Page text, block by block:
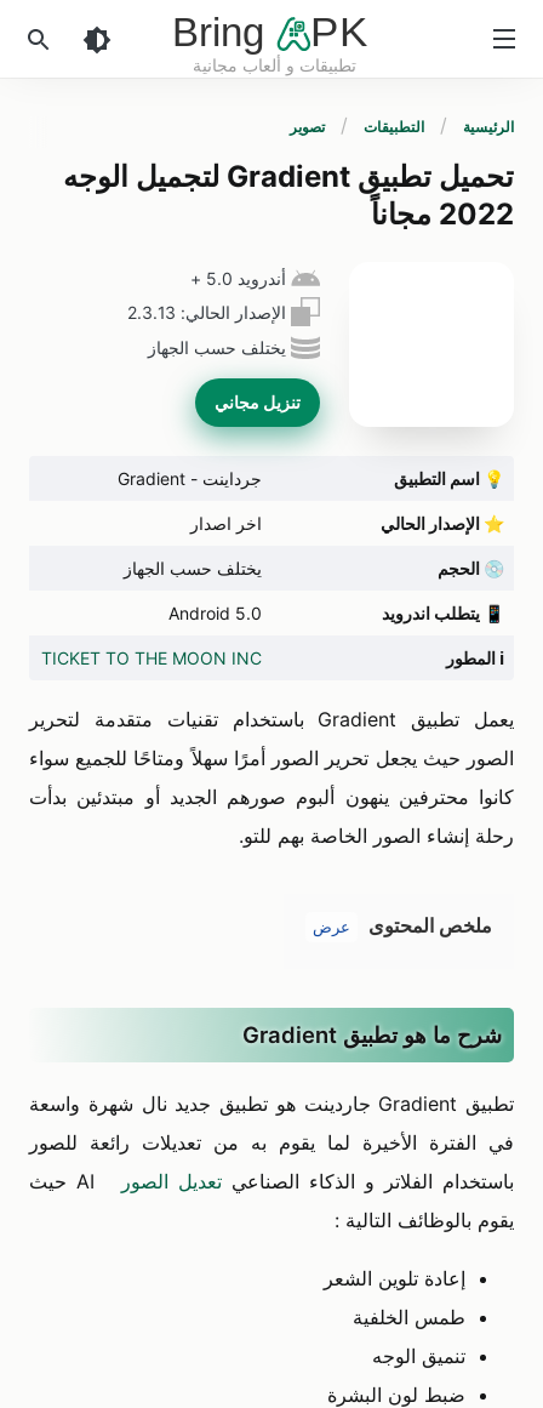
Bring PK
تطبيقات و ألعاب مجانية
الرئيسية التطبيقات تصوير
تحميل تطبيق Gradient لتجميل الوجه
2022 مجاناً
أندرويد 5.0
+
الإصدار الحالي: 2.3.13
يختلف حسب الجهاز
تنزيل مجاني
💡 اسم التطبيق جرداينت - Gradient
⭐ الإصدار الحالي اخر اصدار
💿 الحجم يختلف حسب الجهاز
📱 يتطلب اندرويد Android 5.0
ℹ️ المطور TICKET TO THE MOON INC
يعمل تطبيق Gradient باستخدام تقنيات متقدمة لتحرير
الصور حيث يجعل تحرير الصور أمرًا سهلاً ومتاحًا للجميع سواء
كانوا محترفين ينهون ألبوم صورهم الجديد أو مبتدئين بدأت
رحلة إنشاء الصور الخاصة بهم للتو.
ملخص المحتوى عرض
شرح ما هو تطبيق Gradient
تطبيق Gradient جاردينت هو تطبيق جديد نال شهرة واسعة
في الفترة الأخيرة لما يقوم به من تعديلات رائعة للصور
باستخدام الفلاتر و الذكاء الصناعي تعديل الصور
AI حيث
يقوم بالوظائف التالية :
إعادة تلوين الشعر
طمس الخلفية
تنميق الوجه
ضبط لون البشرة